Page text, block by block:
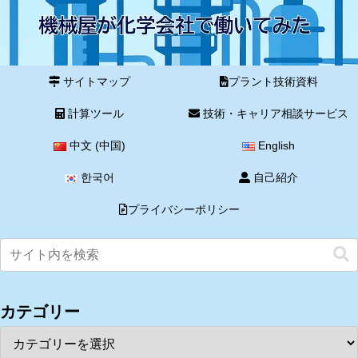
サイトマップ プラント技術資料
計算ツール 技術・キャリア相談サービス
中文 (中国) English
한국어 自己紹介
プライバシーポリシー
カテゴリー